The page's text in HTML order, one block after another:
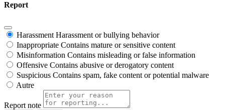
Report
Harassment Harassment or bullying behavior
Inappropriate Contains mature or sensitive content
Misinformation Contains misleading or false information
Offensive Contains abusive or derogatory content
Suspicious Contains spam, fake content or potential malware
Autre
Report note